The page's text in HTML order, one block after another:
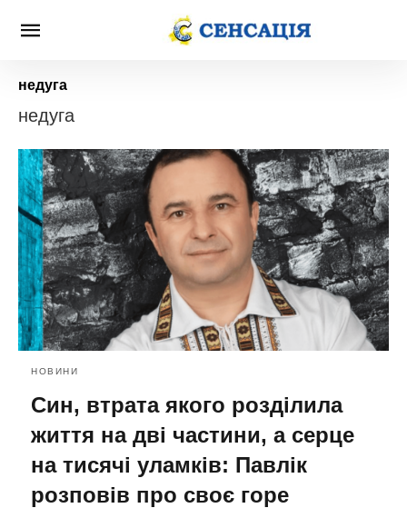
недуга
недуга
НОВИНИ
Син, втрата якого розділила
життя на дві частини, а серце
на тисячі уламків: Павлік
розповів про своє горе